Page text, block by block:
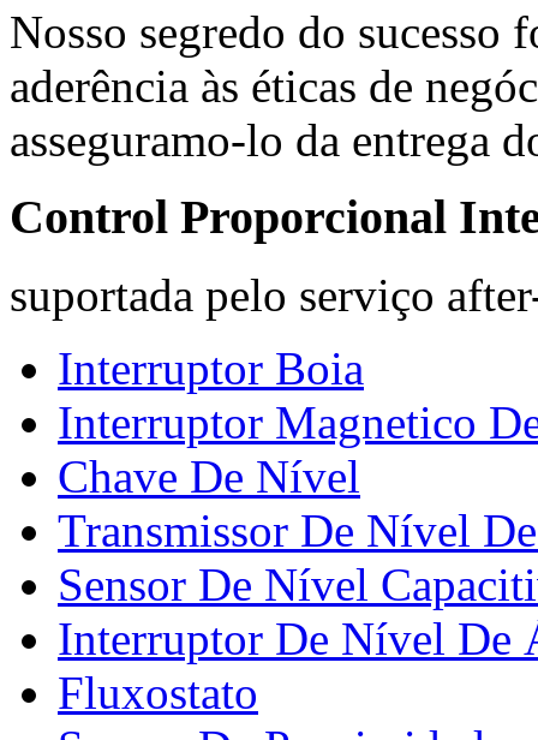
Nosso segredo do sucesso
aderência às éticas de
asseguramo-lo da entrega
Control Proporcional
suportada pelo serviço
Interruptor Boia
Interruptor Magnetico
Chave De Nível
Transmissor De Nível
Sensor De Nível
Interruptor De Nível De
Fluxostato